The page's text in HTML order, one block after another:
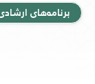
برنامه‌های